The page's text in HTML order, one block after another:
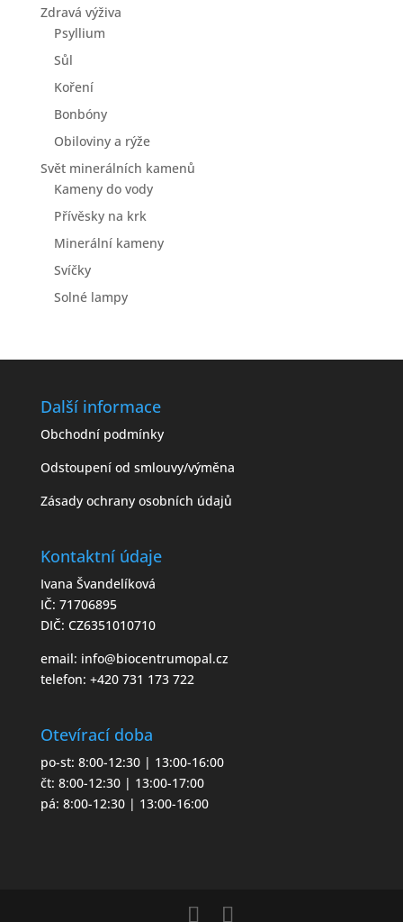
Zdravá výživa
Psyllium
Sůl
Koření
Bonbóny
Obiloviny a rýže
Svět minerálních kamenů
Kameny do vody
Přívěsky na krk
Minerální kameny
Svíčky
Solné lampy
Další informace
Obchodní podmínky
Odstoupení od smlouvy/výměna
Zásady ochrany osobních údajů
Kontaktní údaje
Ivana Švandelíková
IČ: 71706895
DIČ: CZ6351010710
email: info@biocentrumopal.cz
telefon: +420 731 173 722
Otevírací doba
po-st: 8:00-12:30 | 13:00-16:00
čt: 8:00-12:30 | 13:00-17:00
pá: 8:00-12:30 | 13:00-16:00